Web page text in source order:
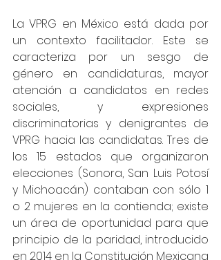
La VPRG en México está dada por
un contexto facilitador. Este se
caracteriza por un sesgo de
género en candidaturas, mayor
atención a candidatos en redes
sociales, y expresiones
discriminatorias y denigrantes de
VPRG hacia las candidatas. Tres de
los 15 estados que organizaron
elecciones (Sonora, San Luis Potosí
y Michoacán) contaban con sólo 1
o 2 mujeres en la contienda; existe
un área de oportunidad para que
principio de la paridad, introducido
en 2014 en la Constitución Mexicana